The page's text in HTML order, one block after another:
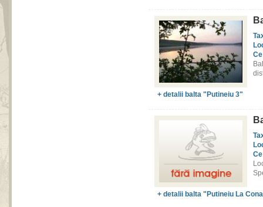
+ detalii balta "Putineiu 3"
+ detalii balta "Putineiu La